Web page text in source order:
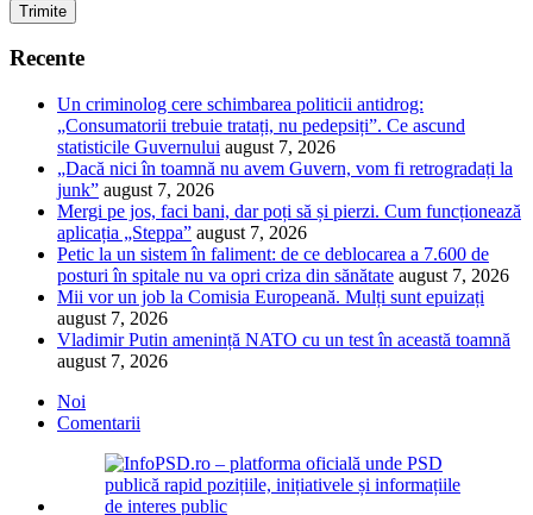
Recente
Un criminolog cere schimbarea politicii antidrog:
„Consumatorii trebuie tratați, nu pedepsiți”. Ce ascund
statisticile Guvernului august 7, 2026
„Dacă nici în toamnă nu avem Guvern, vom fi retrogradați la
junk” august 7, 2026
Mergi pe jos, faci bani, dar poți să și pierzi. Cum funcționează
aplicația „Steppa” august 7, 2026
Petic la un sistem în faliment: de ce deblocarea a 7.600 de
posturi în spitale nu va opri criza din sănătate august 7, 2026
Mii vor un job la Comisia Europeană. Mulți sunt epuizați
august 7, 2026
Vladimir Putin amenință NATO cu un test în această toamnă
august 7, 2026
Noi
Comentarii